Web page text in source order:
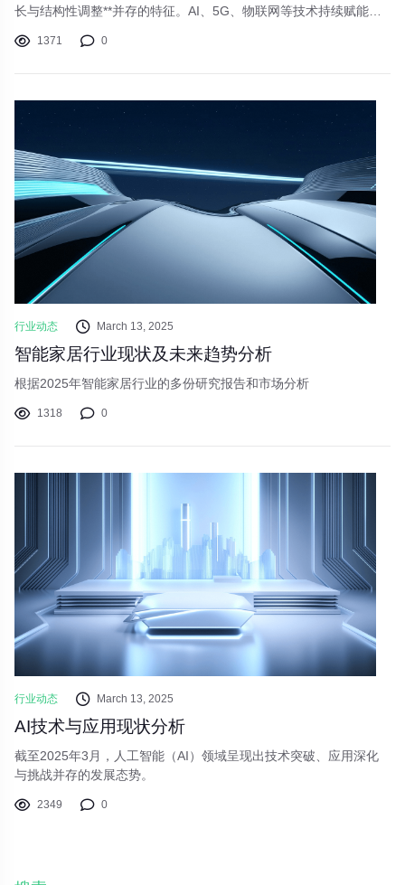
长与结构性调整**并存的特征。AI、5G、物联网等技术持续赋能传
安全、监管等挑战，行业整体向**智能化、全球化、合规化**方向演
1371 0
行业动态 March 13, 2025
智能家居行业现状及未来趋势分析
根据2025年智能家居行业的多份研究报告和市场分析
1318 0
行业动态 March 13, 2025
AI技术与应用现状分析
截至2025年3月，人工智能（AI）领域呈现出技术突破、应用深化
与挑战并存的发展态势。
2349 0